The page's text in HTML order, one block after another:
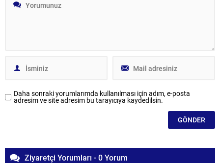
Daha sonraki yorumlarımda kullanılması için adım, e-posta
adresim ve site adresim bu tarayıcıya kaydedilsin.
Ziyaretçi Yorumları - 0 Yorum